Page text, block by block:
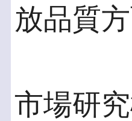
放品質
市場研